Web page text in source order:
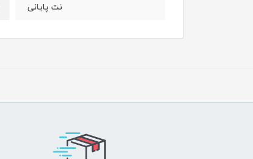
نت پایانی